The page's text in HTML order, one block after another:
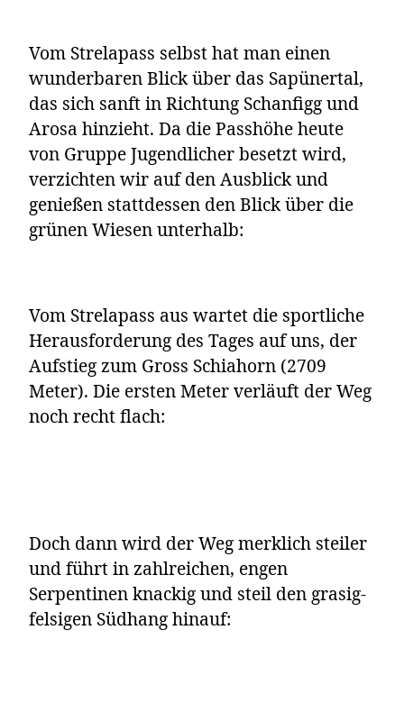
Vom Strelapass selbst hat man einen
wunderbaren Blick über das Sapünertal,
das sich sanft in Richtung Schanfigg und
Arosa hinzieht. Da die Passhöhe heute
von Gruppe Jugendlicher besetzt wird,
verzichten wir auf den Ausblick und
genießen stattdessen den Blick über die
grünen Wiesen unterhalb:
Vom Strelapass aus wartet die sportliche
Herausforderung des Tages auf uns, der
Aufstieg zum Gross Schiahorn (2709
Meter). Die ersten Meter verläuft der Weg
noch recht flach:
Doch dann wird der Weg merklich steiler
und führt in zahlreichen, engen
Serpentinen knackig und steil den grasig-
felsigen Südhang hinauf: